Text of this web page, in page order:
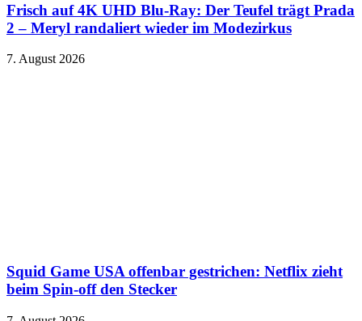
Frisch auf 4K UHD Blu-Ray: Der Teufel trägt Prada
2 – Meryl randaliert wieder im Modezirkus
7. August 2026
Squid Game USA offenbar gestrichen: Netflix zieht
beim Spin-off den Stecker